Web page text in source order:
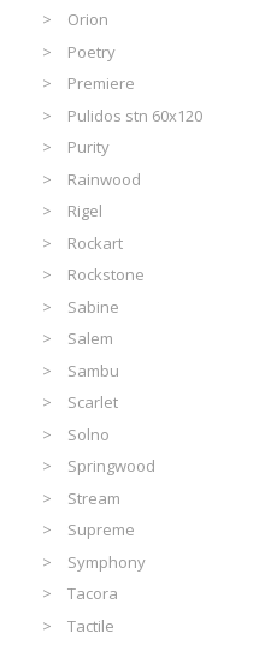
Orion
Poetry
Premiere
Pulidos stn 60x120
Purity
Rainwood
Rigel
Rockart
Rockstone
Sabine
Salem
Sambu
Scarlet
Solno
Springwood
Stream
Supreme
Symphony
Tacora
Tactile